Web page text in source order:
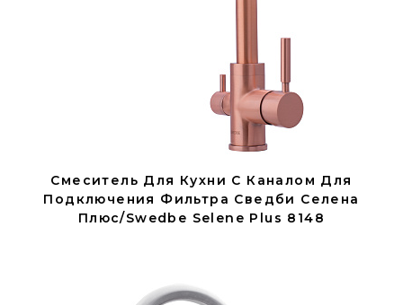
Смеситель Для Кухни С Каналом Для
Подключения Фильтра Сведби Селена
Плюс/Swedbe Selene Plus 8148